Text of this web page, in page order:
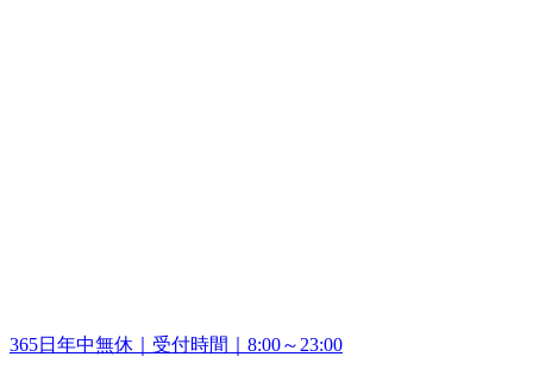
365日年中無休｜受付時間｜8:00～23:00